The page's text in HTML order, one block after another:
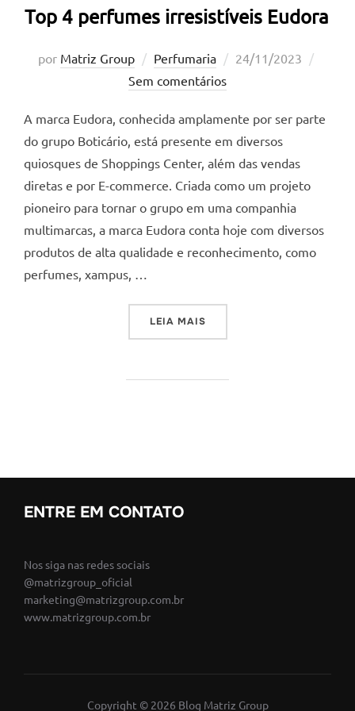
Top 4 perfumes irresistíveis Eudora
por Matriz Group Perfumaria
Postado
24/11/2023
Sem comentários
A marca Eudora, conhecida amplamente por ser parte
do grupo Boticário, está presente em diversos
quiosques de Shoppings Center, além das vendas
diretas e por E-commerce. Criada como um projeto
pioneiro para tornar o grupo em uma companhia
multimarcas, a marca Eudora conta hoje com diversos
produtos de alta qualidade e reconhecimento, como
perfumes, xampus, …
LEIA MAIS“TOP 4 PERFUMES
ENTRE EM CONTATO
Nos siga nas redes sociais
@matrizgroup_oficial
marketing@matrizgroup.com.br
www.matrizgroup.com.br
Copyright © 2026 Blog Matriz Group